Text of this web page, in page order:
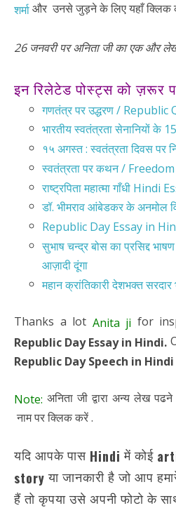
शर्माऔर उनसे जुड़ने के लिए यहाँ क्लिक
26 जनवरी पर अनिता जी का एक और
इन रिलेटेड पोस्ट्स को ज़रूर
गणतंत्र पर उद्धरण / Republic
भारतीय स्वतंत्रता सेनानियों के 15
१५ अगस्त : स्वतंत्रता दिवस पर
स्वतंत्रता पर कथन /
राष्ट्रपिता महात्मा गाँधी Hindi
डॉ. भीमराव आंबेडकर के अनमोल
Republic Day Essay in
सुभाष चन्द्र बोस का प्रसिद्द
आज़ादी दूंगा
महान क्रांतिकारी देशभक्त
Thanks a lot Anita ji for
Republic Day Essay in Hindi.
Republic Day Speech in Hindi
Note: अनिता जी द्वारा अन्य लेख
नाम पर क्लिक करें .
यदि आपके पास Hindi में कोई
storyया जानकारी है जो आप
हैं तो कृपया उसे अपनी फोटो के